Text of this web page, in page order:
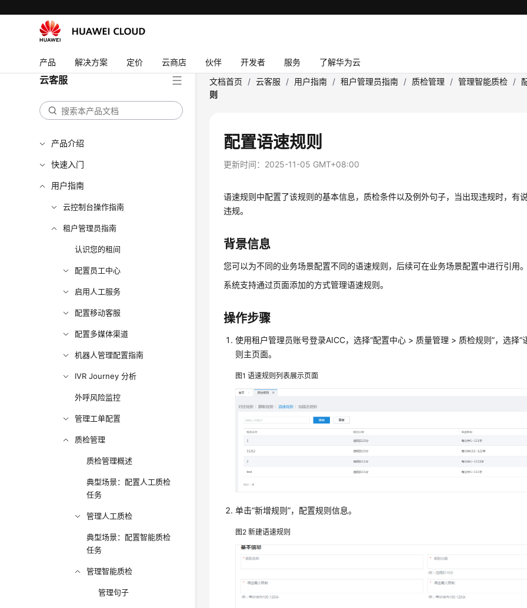
产品 解决方案 定价 云商店 伙伴 开发者 服务 了解华为云
云客服
产品介绍
快速入门
用户指南
云控制台操作指南
租户管理员指南
认识您的租间
配置员工中心
启用人工服务
配置移动客服
配置多媒体渠道
机器人管理配置指南
IVR Journey 分析
外呼风险监控
管理工单配置
质检管理
质检管理概述
典型场景：配置人工质检
任务
管理人工质检
典型场景：配置智能质检
任务
管理智能质检
管理句子
文档首页 / 云客服 / 用户指南 / 租户管理员指南 / 质检管理 / 管理智能质检 /
则
配置语速规则
更新时间： 2025-11-05 GMT+08:00
语速规则中配置了该规则的基本信息，质检条件以及例外句子，当出现违规时，有
违规。
背景信息
您可以为不同的业务场景配置不同的语速规则，后续可在业务场景配置中进行引用
系统支持通过页面添加的方式管理语速规则。
操作步骤
使用租户管理员账号登录AICC，选择“配置中心 > 质量管理 > 质检规则”，选择“
则主页面。
图1语速规则列表展示页面
单击“新增规则”，配置规则信息。
图2新建语速规则